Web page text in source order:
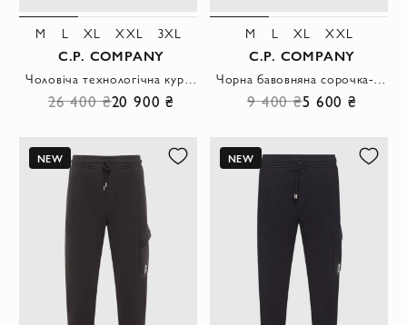
M L XL XXL 3XL
C.P. COMPANY
Чоловіча технологічна куртка-бомбер темно-синього кольору
26 400 ₴20 900 ₴
M L XL XXL
C.P. COMPANY
Чорна бавовняна сорочка-поло з контрастною нашивкою логотипу
9 400 ₴5 600 ₴
NEW NEW